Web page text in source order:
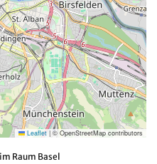
Leaflet | © OpenStreetMap contributors
Raum Basel